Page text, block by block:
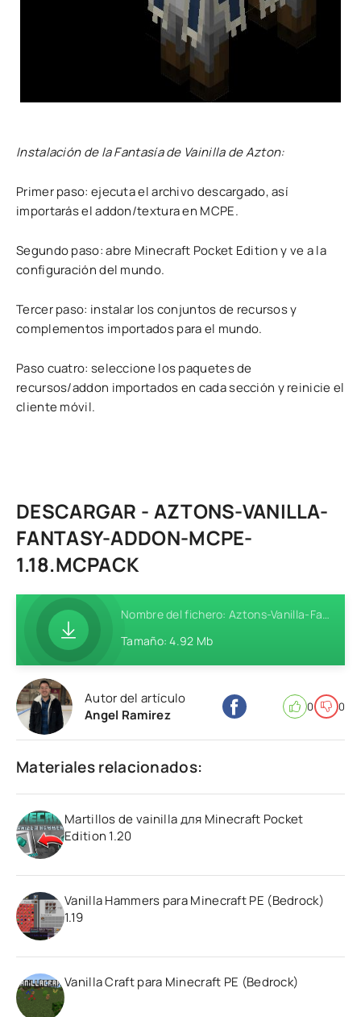
Instalación de la Fantasía de Vainilla de Azton:
Primer paso: ejecuta el archivo descargado, así
importarás el addon/textura en MCPE.
Segundo paso: abre Minecraft Pocket Edition y ve a la
configuración del mundo.
Tercer paso: instalar los conjuntos de recursos y
complementos importados para el mundo.
Paso cuatro: seleccione los paquetes de
recursos/addon importados en cada sección y reinicie el
cliente móvil.
DESCARGAR - AZTONS-VANILLA-
FANTASY-ADDON-MCPE-
1.18.MCPACK
Nombre del fichero: Aztons-Vanilla-Fantasy-Addon-MCPE-1.18.mcpack
Tamaño: 4.92 Mb
Autor del artículo
Angel Ramirez
0 0
Materiales relacionados:
Martillos de vainilla для Minecraft Pocket
Edition 1.20
Vanilla Hammers para Minecraft PE (Bedrock)
1.19
Vanilla Craft para Minecraft PE (Bedrock)